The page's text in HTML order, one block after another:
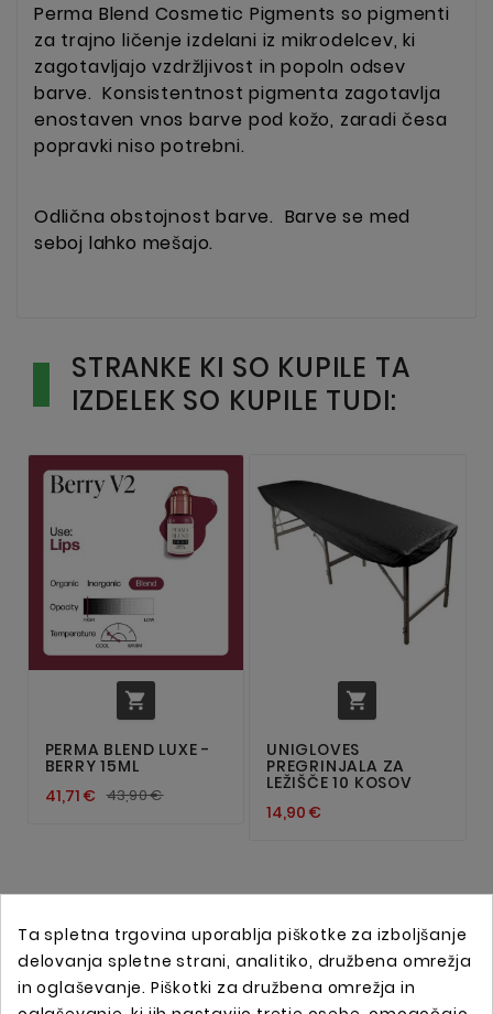
Perma Blend Cosmetic Pigments so pigmenti
za trajno ličenje izdelani iz mikrodelcev, ki
zagotavljajo vzdržljivost in popoln odsev
barve. Konsistentnost pigmenta zagotavlja
enostaven vnos barve pod kožo, zaradi česa
popravki niso potrebni.
Odlična obstojnost barve. Barve se med
seboj lahko mešajo.
STRANKE KI SO KUPILE TA
IZDELEK SO KUPILE TUDI:

PERMA BLEND LUXE -
BERRY 15ML
41,71 € 43,90 €

UNIGLOVES
PREGRINJALA ZA
LEŽIŠČE 10 KOSOV
14,90 €
Ta spletna trgovina uporablja piškotke za izboljšanje
delovanja spletne strani, analitiko, družbena omrežja
in oglaševanje. Piškotki za družbena omrežja in